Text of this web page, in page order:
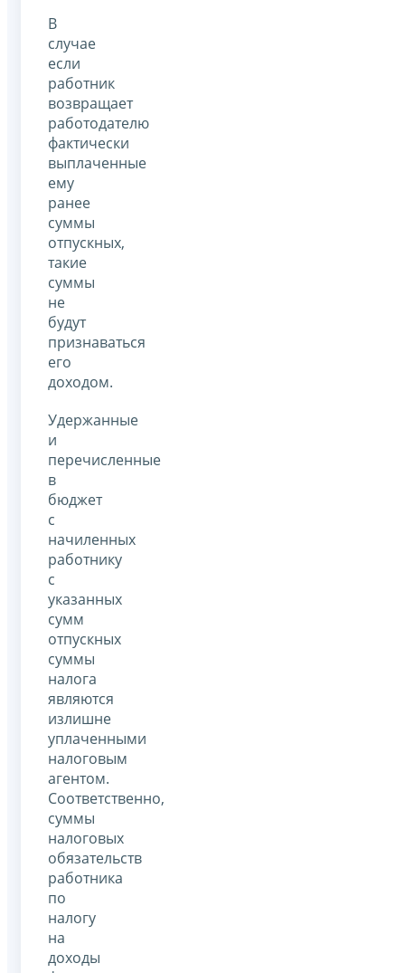
В
случае
если
работник
возвращает
работодателю
фактически
выплаченные
ему
ранее
суммы
отпускных,
такие
суммы
не
будут
признаваться
его
доходом.
Удержанные
и
перечисленные
в
бюджет
с
начиленных
работнику
с
указанных
сумм
отпускных
суммы
налога
являются
излишне
уплаченными
налоговым
агентом.
Соответственно,
суммы
налоговых
обязательств
работника
по
налогу
на
доходы